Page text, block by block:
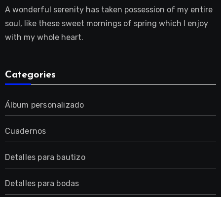
A wonderful serenity has taken possession of my entire
soul, like these sweet mornings of spring which I enjoy
with my whole heart.
Categories
Álbum personalizado
Cuadernos
Detalles para bautizo
Detalles para bodas